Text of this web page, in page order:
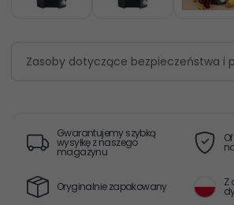
Zasoby dotyczące bezpieczeństwa i
Gwarantujemy szybką
wysyłkę z naszego
magazynu
Oryginalnie zapakowany Z